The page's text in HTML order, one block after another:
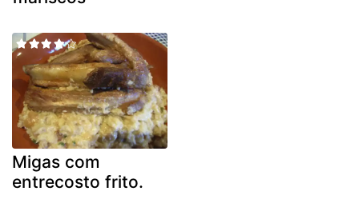
Migas com
entrecosto frito.